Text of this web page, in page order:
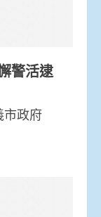
警活逮
市政府